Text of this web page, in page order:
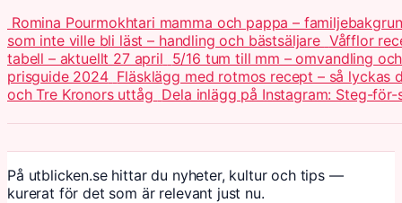
Romina Pourmokhtari mamma och pappa –
som inte ville bli läst – handling och bästsäljare Våfflor
tabell – aktuellt 27 april 5/16 tum till mm – omvandling
prisguide 2024 Fläsklägg med rotmos recept – så lyckas
och Tre Kronors uttåg Dela inlägg på Instagram: Steg-
På utblicken.se hittar du nyheter, kultur och tips —
kurerat för det som är relevant just nu.